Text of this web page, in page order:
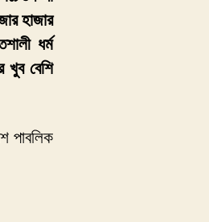
হাজার
ধর্ম
খুব বেশি
পাবলিক